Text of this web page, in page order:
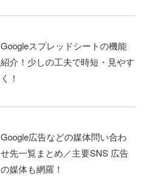
Googleスプレッドシートの機能
紹介！少しの工夫で時短・見やす
く！
Google広告などの媒体問い合わ
せ先一覧まとめ／主要SNS 広告
の媒体も網羅！